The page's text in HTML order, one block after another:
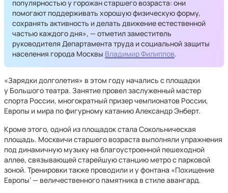
популярностью у горожан старшего возраста: они
помогают поддерживать хорошую физическую форму,
сохранять активность и делать движение естественной
частью каждого дня», — отметил заместитель
руководителя Департамента труда и социальной защиты
населения города Москвы Владимир Филиппов.
«Зарядки долголетия» в этом году начались с площадки
у Большого театра. Занятие провел заслуженный мастер
спорта России, многократный призер чемпионатов России,
Европы и мира по фигурному катанию Александр Энберт.
Кроме этого, одной из площадок стала Сокольническая
площадь. Москвичи старшего возраста выполняли упражнения
под динамичную музыку на благоустроенной пешеходной
аллее, связывающей старейшую станцию метро с парковой
зоной. Тренировки также проводили и у фонтана «Похищение
Европы‘ — величественного памятника в стиле авангард.